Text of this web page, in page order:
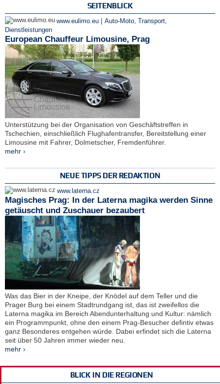
SEITENBLICK
www.eulimo.eu | Auto-Moto, Transport,
Dienstleistungen
European Chauffeur Limousine, Prag
Unterstützung bei der Organisation von Geschäftstreffen in
Tschechien, einschließlich Flughafentransfer, Bereitstellung einer
Limousine mit Fahrer, Dolmetscher, Fremdenführer.
mehr ›
NEUE TIPPS DER REDAKTION
www.laterna.cz
Magisches Prag: In der Laterna magika werden Sinne
getäuscht und Zuschauer bezaubert
Was das Bier in der Kneipe, der Knödel auf dem Teller und die
Prager Burg bei einem Stadtrundgang ist, das ist zweifellos die
Laterna magika im Bereich Abendunterhaltung und Kultur: nämlich
ein Programmpunkt, ohne den einem Prag-Besucher defintiv etwas
ganz Besonderes entgehen würde. Dabei erfindet sich die Laterna
seit über 50 Jahren immer wieder neu.
mehr ›
BLICK IN DIE REGIONEN